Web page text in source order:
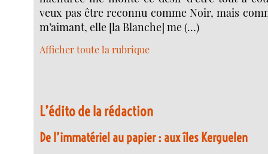
veux pas être reconnu comme Noir, mais
m’aimant, elle [la Blanche] me (…)
Afficher toute la rubrique
L’édito de la rédaction
De l’immatériel au papier : aux îles Kerguelen